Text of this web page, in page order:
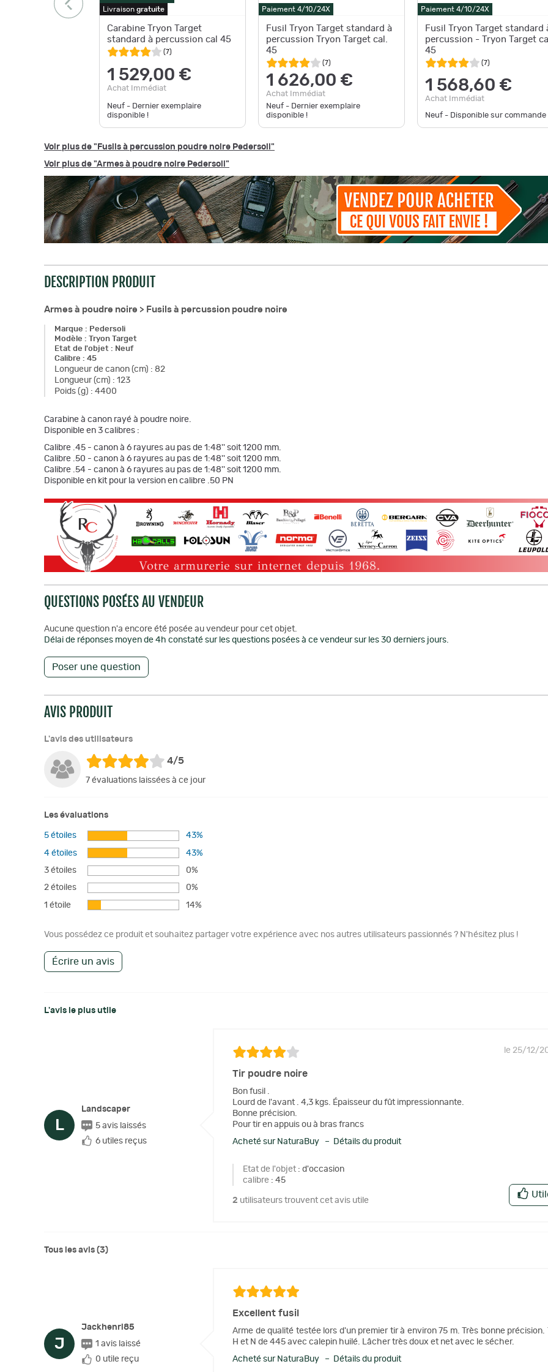
Livraison gratuite
Carabine Tryon Target
standard à percussion cal 45
(7)
1 529,00 €
Achat Immédiat
Neuf - Dernier exemplaire
disponible !
Paiement 4/10/24X
Fusil Tryon Target standard à
percussion Tryon Target cal.
45
(7)
1 626,00 €
Achat Immédiat
Neuf - Dernier exemplaire
disponible !
Paiement 4/10/24X
Fusil Tryon Target standard
percussion - Tryon Target
45
(7)
1 568,60 €
Achat Immédiat
Neuf - Disponible sur commande
Voir plus de "Fusils à percussion poudre noire Pedersoli"
Voir plus de "Armes à poudre noire Pedersoli"
DESCRIPTION PRODUIT
Armes à poudre noire > Fusils à percussion poudre noire
Marque : Pedersoli
Modèle : Tryon Target
Etat de l'objet : Neuf
Calibre : 45
Longueur de canon (cm) : 82
Longueur (cm) : 123
Poids (g) : 4400
Carabine à canon rayé à poudre noire.
Disponible en 3 calibres :
Calibre .45 - canon à 6 rayures au pas de 1:48'' soit 1200 mm.
Calibre .50 - canon à 6 rayures au pas de 1:48'' soit 1200 mm.
Calibre .54 - canon à 6 rayures au pas de 1:48'' soit 1200 mm.
Disponible en kit pour la version en calibre .50 PN
QUESTIONS POSÉES AU VENDEUR
Aucune question n'a encore été posée au vendeur pour cet objet.
Délai de réponses moyen de 4h constaté sur les questions posées à ce vendeur sur les 30 derniers jours.
Poser une question
AVIS PRODUIT
L'avis des utilisateurs
4/5
7 évaluations laissées à ce jour
Les évaluations
5 étoiles 43%
4 étoiles 43%
3 étoiles 0%
2 étoiles 0%
1 étoile 14%
Vous possédez ce produit et souhaitez partager votre expérience avec nos autres utilisateurs passionnés ? N'hésitez plus !
Écrire un avis
L'avis le plus utile
L
Landscaper
5 avis laissés
6 utiles reçus
le 25/12/
Tir poudre noire
Bon fusil .
Lourd de l'avant . 4,3 kgs. Épaisseur du fût impressionnante.
Bonne précision.
Pour tir en appuis ou à bras francs
Acheté sur NaturaBuy – Détails du produit
Etat de l'objet : d'occasion
calibre : 45
2 utilisateurs trouvent cet avis utile
Tous les avis (3)
J
Jackhenri85
1 avis laissé
0 utile reçu
Excellent fusil
Arme de qualité testée lors d'un premier tir à environ 75 m. Très bonne
H et N de 445 avec calepin huilé. Lâcher très doux et net avec le sécher.
Acheté sur NaturaBuy – Détails du produit